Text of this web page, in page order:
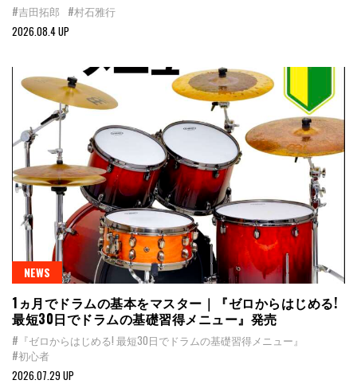
#吉田拓郎 #村石雅行
2026.08.4 UP
NEWS
1ヵ月でドラムの基本をマスター｜『ゼロからはじめる!
最短30日でドラムの基礎習得メニュー』発売
#『ゼロからはじめる! 最短30日でドラムの基礎習得メニュー』
#初心者
2026.07.29 UP